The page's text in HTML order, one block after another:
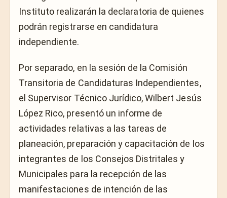
Instituto realizarán la declaratoria de quienes
podrán registrarse en candidatura
independiente.
Por separado, en la sesión de la Comisión
Transitoria de Candidaturas Independientes,
el Supervisor Técnico Jurídico, Wilbert Jesús
López Rico, presentó un informe de
actividades relativas a las tareas de
planeación, preparación y capacitación de los
integrantes de los Consejos Distritales y
Municipales para la recepción de las
manifestaciones de intención de las